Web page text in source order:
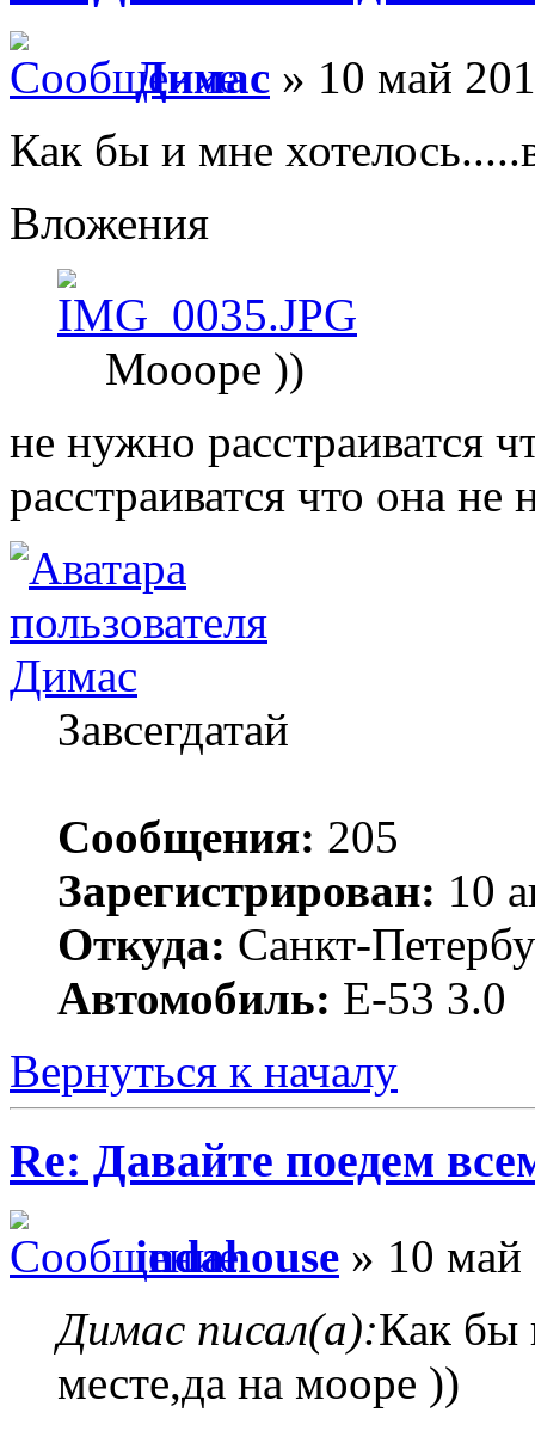
Димас » 10 май
Как бы и мне
Вложения
Моооре ))
не нужно расстраиватся
расстраиватся что она не
Димас
Завсегдатай
Сообщения: 205
Зарегистрирован: 10
Откуда: Санкт-
Автомобиль: Е-53 3.0
Вернуться к началу
Re: Давайте поедем
indahouse » 10 май
Димас писал(а):Как бы
месте,да на мооре ))